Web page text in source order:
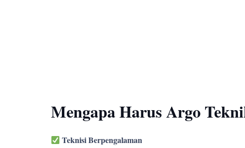
Mengapa Harus Argo
Teknisi Berpengalaman